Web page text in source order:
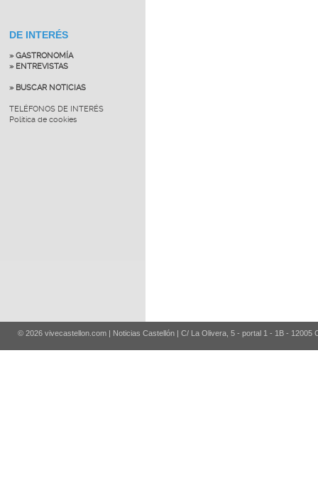
DE INTERÉS
» GASTRONOMÍA
» ENTREVISTAS
» BUSCAR NOTICIAS
TELÉFONOS DE INTERÉS
Política de cookies
© 2026 vivecastellon.com | Noticias Castellón | C/ La Olivera, 5 - portal 1 - 1B - 12005